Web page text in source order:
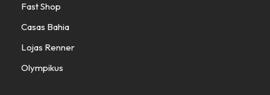
Fast Shop
Casas Bahia
Lojas Renner
Olympikus